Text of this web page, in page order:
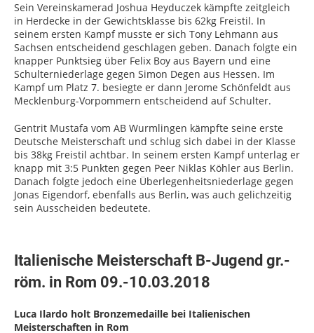
Sein Vereinskamerad Joshua Heyduczek kämpfte zeitgleich
in Herdecke in der Gewichtsklasse bis 62kg Freistil. In
seinem ersten Kampf musste er sich Tony Lehmann aus
Sachsen entscheidend geschlagen geben. Danach folgte ein
knapper Punktsieg über Felix Boy aus Bayern und eine
Schulterniederlage gegen Simon Degen aus Hessen. Im
Kampf um Platz 7. besiegte er dann Jerome Schönfeldt aus
Mecklenburg-Vorpommern entscheidend auf Schulter.
Gentrit Mustafa vom AB Wurmlingen kämpfte seine erste
Deutsche Meisterschaft und schlug sich dabei in der Klasse
bis 38kg Freistil achtbar. In seinem ersten Kampf unterlag er
knapp mit 3:5 Punkten gegen Peer Niklas Köhler aus Berlin.
Danach folgte jedoch eine Überlegenheitsniederlage gegen
Jonas Eigendorf, ebenfalls aus Berlin, was auch gelichzeitig
sein Ausscheiden bedeutete.
Italienische Meisterschaft B-Jugend gr.-
röm. in Rom 09.-10.03.2018
Luca Ilardo holt Bronzemedaille bei Italienischen
Meisterschaften in Rom